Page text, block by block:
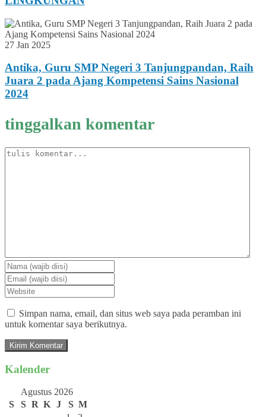
27 Jan 2025
Antika, Guru SMP Negeri 3 Tanjungpandan, Raih
Juara 2 pada Ajang Kompetensi Sains Nasional
2024
tinggalkan komentar
Simpan nama, email, dan situs web saya pada peramban ini
untuk komentar saya berikutnya.
Kalender
Agustus 2026
S
S R K J S M